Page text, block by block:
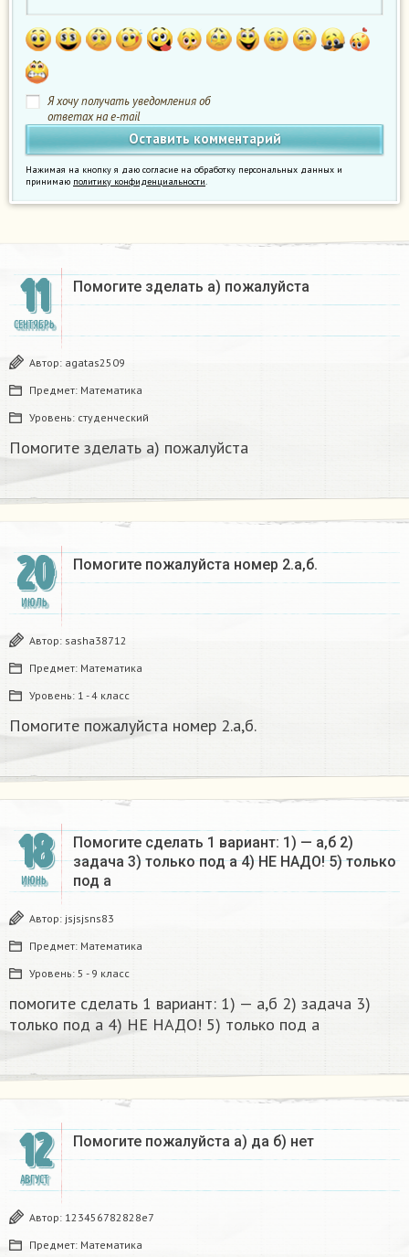
Я хочу получать уведомления об
ответах на e-mail
Нажимая на кнопку я даю согласие на обработку персональных данных и
принимаю политику конфиденциальности.
11
СЕНТЯБРЬ
Помогите зделать а) пожалуйста
Автор: agatas2509
Предмет: Математика
Уровень: студенческий
Помогите зделать а) пожалуйста
20
ИЮЛЬ
Помогите пожалуйста номер 2.а,б.
Автор: sasha38712
Предмет: Математика
Уровень: 1 - 4 класс
Помогите пожалуйста номер 2.а,б.
18
ИЮНЬ
Помогите сделать 1 вариант: 1) — а,б 2)
задача 3) только под а 4) НЕ НАДО! 5) только
под а
Автор: jsjsjsns83
Предмет: Математика
Уровень: 5 - 9 класс
помогите сделать 1 вариант: 1) — а,б 2) задача 3)
только под а 4) НЕ НАДО! 5) только под а
12
АВГУСТ
Помогите пожалуйста а) да б) нет
Автор: 123456782828e7
Предмет: Математика